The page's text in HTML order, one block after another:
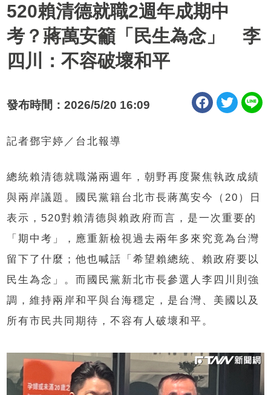
520賴清德就職2週年成期中
考？蔣萬安籲「民生為念」 李
四川：不容破壞和平
發布時間：2026/5/20 16:09
記者鄧宇婷／台北報導
總統賴清德就職滿兩週年，朝野再度聚焦執政成績
與兩岸議題。國民黨籍台北市長蔣萬安今（20）日
表示，520對賴清德與賴政府而言，是一次重要的
「期中考」，應重新檢視過去兩年多來究竟為台灣
留下了什麼；他也喊話「希望賴總統、賴政府要以
民生為念」。而國民黨新北市長參選人李四川則強
調，維持兩岸和平與台海穩定，是台灣、美國以及
所有市民共同期待，不容有人破壞和平。